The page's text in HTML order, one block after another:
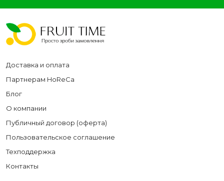
Доставка и оплата
Партнерам HoReCa
Блог
О компании
Публичный договор (оферта)
Пользовательское соглашение
Техподдержка
Контакты